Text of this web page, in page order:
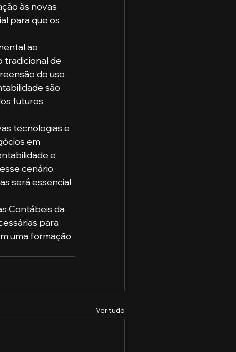
às novas
para que os
ao
tradicional de
do uso
são
futuros
tecnologias e
em
e
cenário.
será essencial
Contábeis da
para
uma formação
Ver tudo